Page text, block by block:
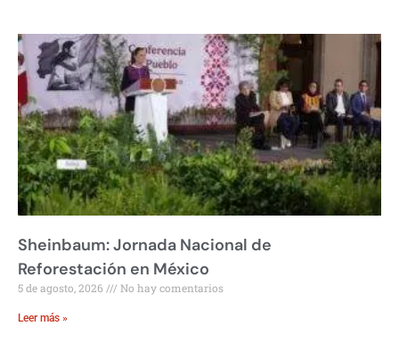
Sheinbaum: Jornada Nacional de
Reforestación en México
5 de agosto, 2026 No hay comentarios
Leer más »